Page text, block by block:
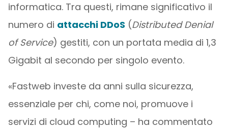
informatica. Tra questi, rimane significativo il
numero di attacchi DDoS (Distributed Denial
of Service) gestiti, con un portata media di 1,3
Gigabit al secondo per singolo evento.
«Fastweb investe da anni sulla sicurezza,
essenziale per chi, come noi, promuove i
servizi di cloud computing – ha commentato